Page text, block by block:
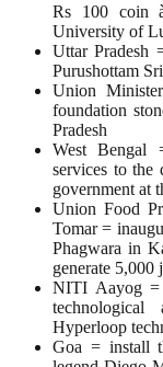
Rs 100 coin
University of
Uttar Pradesh
Purushottam
Union
foundation
Pradesh
West Bengal
services to the
government at
Union Food
Tomar =
Phagwara in
generate 5,000
NITI Aayog =
Hyperloop
Goa = install